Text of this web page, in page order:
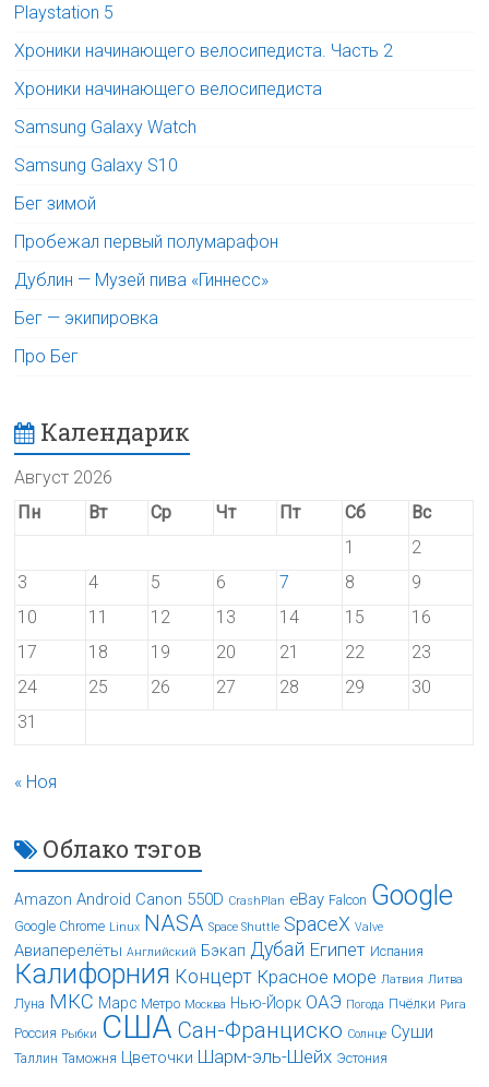
Playstation 5
Хроники начинающего велосипедиста. Часть 2
Хроники начинающего велосипедиста
Samsung Galaxy Watch
Samsung Galaxy S10
Бег зимой
Пробежал первый полумарафон
Дублин — Музей пива «Гиннесс»
Бег — экипировка
Про Бег
Календарик
Август 2026
Пн
Вт Ср Чт Пт Сб
Вс
1
2
3
4 5 6 7 8
9
10
11 12 13 14 15
16
17
18 19 20 21 22
23
24
25 26 27 28 29
30
31
« Ноя
Облако тэгов
Amazon Android Canon 550D CrashPlan eBay Falcon Google
Google Chrome Linux NASA Space Shuttle SpaceX Valve
Авиаперелёты Английский Бэкап Дубай Египет Испания
Калифорния Концерт Красное море Латвия Литва
Луна МКС Марс Метро Москва Нью-Йорк ОАЭ Погода Пчёлки Рига
Россия Рыбки США Сан-Франциско Солнце Суши
Таллин Таможня Цветочки Шарм-эль-Шейх Эстония